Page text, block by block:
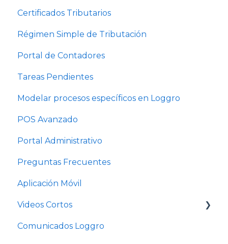
Certificados Tributarios
Régimen Simple de Tributación
Portal de Contadores
Tareas Pendientes
Modelar procesos específicos en Loggro
POS Avanzado
Portal Administrativo
Preguntas Frecuentes
Aplicación Móvil
Videos Cortos
Videos Cortos Pymes
Comunicados Loggro